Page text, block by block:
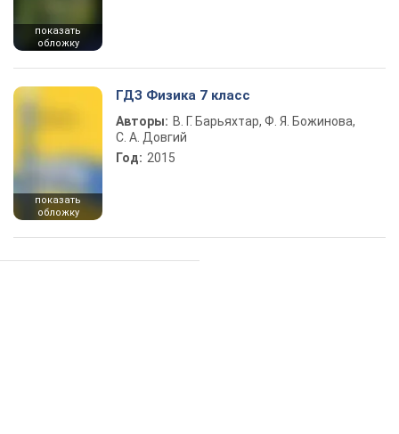
показать
обложку
показать
обложку
ГДЗ Физика 7 класс
Авторы: В. Г. Барьяхтар, Ф. Я. Божинова,
С. А. Довгий
Год: 2015